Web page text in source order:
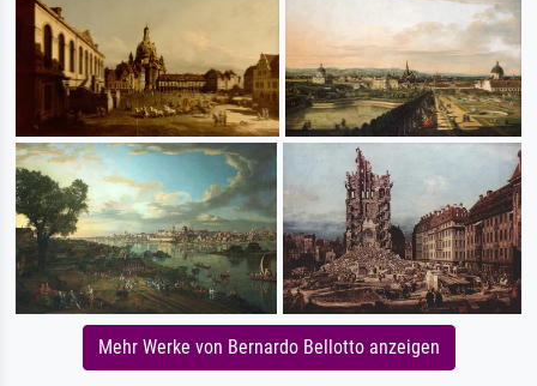
Mehr Werke von Bernardo Bellotto anzeigen